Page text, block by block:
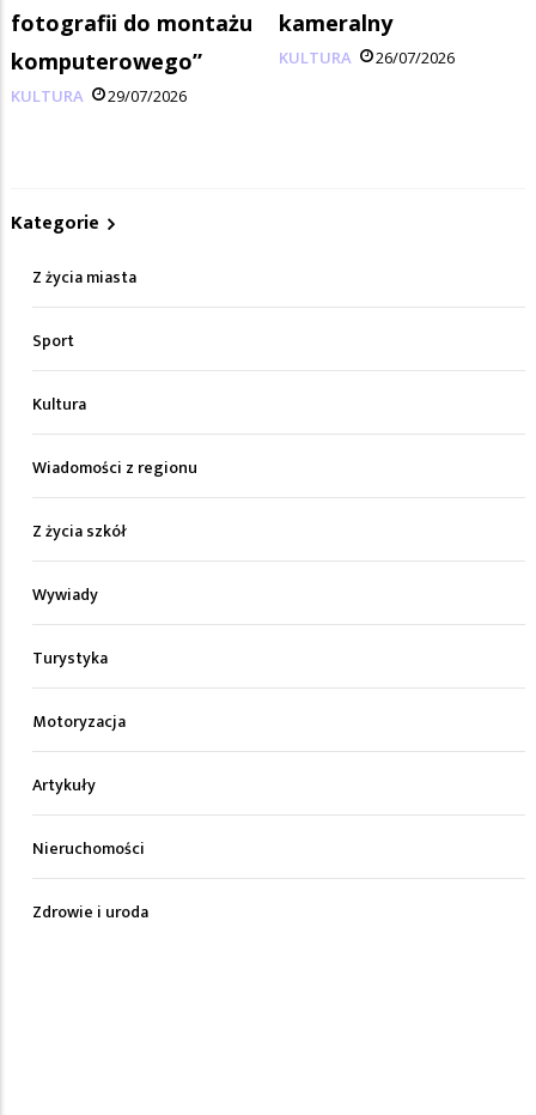
fotografii do montażu
komputerowego”
KULTURA 29/07/2026
kameralny
KULTURA 26/07/2026
Kategorie
Z życia miasta
Sport
Kultura
Wiadomości z regionu
Z życia szkół
Wywiady
Turystyka
Motoryzacja
Artykuły
Nieruchomości
Zdrowie i uroda